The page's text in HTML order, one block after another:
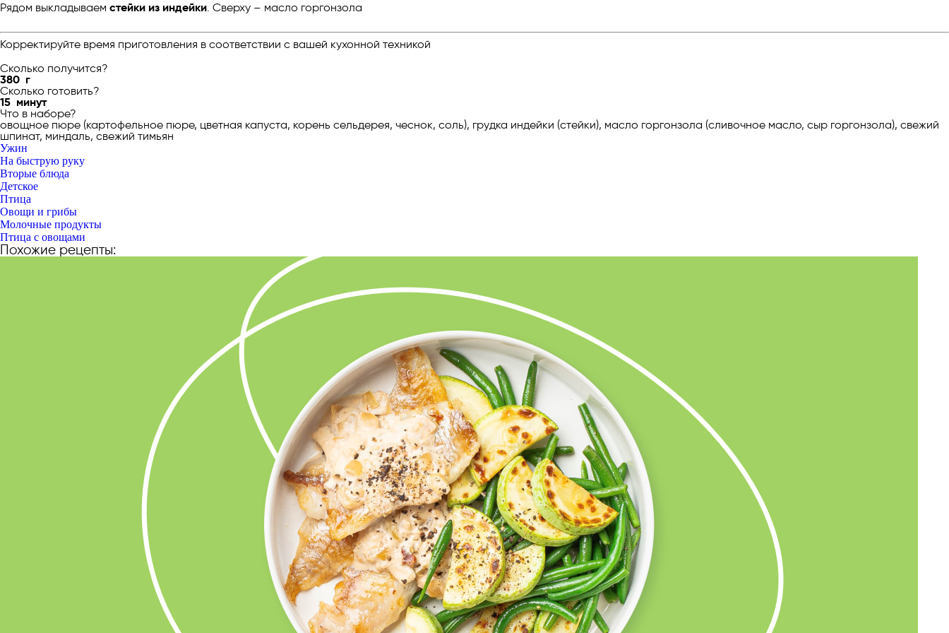
Рядом выкладываем стейки из индейки. Сверху – масло горгонзола
Корректируйте время приготовления в соответствии с вашей кухонной техникой
Сколько получится?
380 г
Сколько готовить?
15 минут
Что в наборе?
овощное пюре (картофельное пюре, цветная капуста, корень сельдерея, чеснок, соль), грудка индейки (стейки), масло горгонзола (сливочное масло, сыр горгонзола), свежий
шпинат, миндаль, свежий тимьян
Ужин
На быструю руку
Вторые блюда
Детское
Птица
Овощи и грибы
Молочные продукты
Птица с овощами
Похожие рецепты: